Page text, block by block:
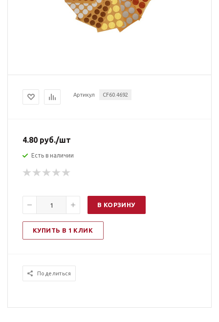
Артикул CF60.4692
4.80 руб./шт
Есть в наличии
В КОРЗИНУ
КУПИТЬ В 1 КЛИК
Поделиться